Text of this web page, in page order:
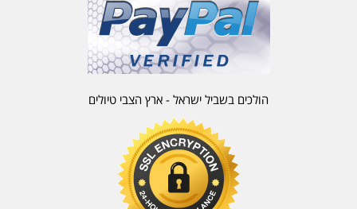
הולכים בשביל ישראל - ארץ הצבי טיולים